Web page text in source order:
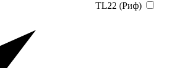
TL22 (Риф)